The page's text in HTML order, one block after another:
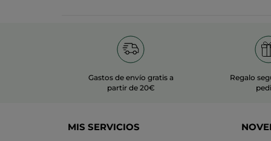
Gastos de envío gratis a
partir de 20€
Regalo
MIS SERVICIOS